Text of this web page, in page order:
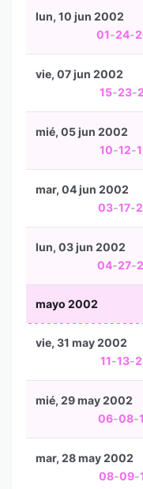
01-24-
lun, 10 jun 2002
15-23-
vie, 07 jun 2002
10-12-
mié, 05 jun 2002
03-17-
mar, 04 jun 2002
04-27-
lun, 03 jun 2002
mayo 2002
11-13-
vie, 31 may 2002
06-08-
mié, 29 may 2002
08-09-
mar, 28 may 2002